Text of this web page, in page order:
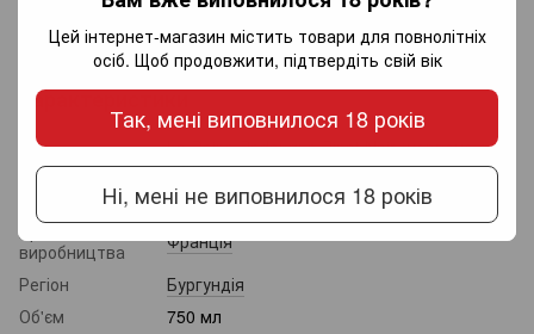
Цей інтернет-магазин містить товари для повнолітніх
осіб. Щоб продовжити, підтвердіть свій вік
Так, мені виповнилося 18 років
Ні, мені не виповнилося 18 років
Відкрийте класику Бургундії у кожному келиху!
Характеристики
Назва
La Reine Pedauque Pinot Noir (червоне сухе
вино)
La Reine Pedauque
Країна
виробництва
Франція
Регіон
Бургундія
Об'єм
750 мл